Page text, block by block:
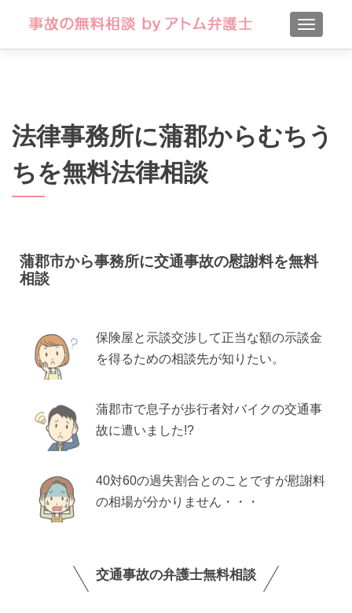
法律事務所に蒲郡からむちう
ちを無料法律相談
蒲郡市から事務所に交通事故の慰謝料を無料
相談
保険屋と示談交渉して正当な額の示談金
を得るための相談先が知りたい。
蒲郡市で息子が歩行者対バイクの交通事
故に遭いました!?
40対60の過失割合とのことですが慰謝料
の相場が分かりません・・・
交通事故の弁護士無料相談